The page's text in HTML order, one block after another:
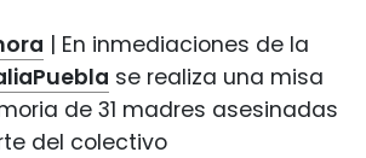
| En inmediaciones de la
se realiza una misa
de 31 madres asesinadas
del colectivo